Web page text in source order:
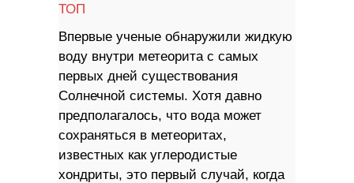
ТОП
Впервые ученые обнаружили жидкую
воду внутри метеорита с самых
первых дней существования
Солнечной системы. Хотя давно
предполагалось, что вода может
сохраняться в метеоритах,
известных как углеродистые
хондриты, это первый случай, когда